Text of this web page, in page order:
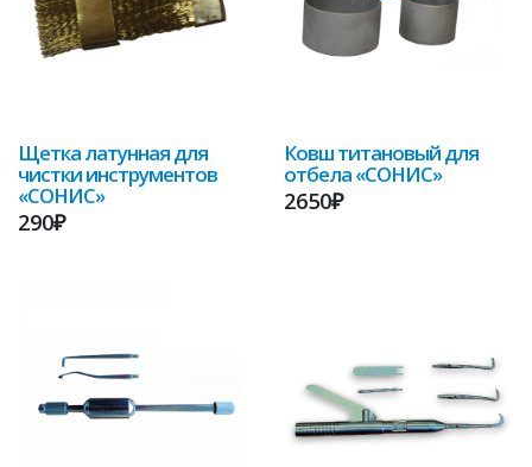
Щетка латунная для
чистки инструментов
«СОНИС»
290₽
Ковш титановый для
отбела «СОНИС»
2650₽